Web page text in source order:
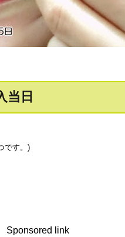
当日
です。)
Sponsored link